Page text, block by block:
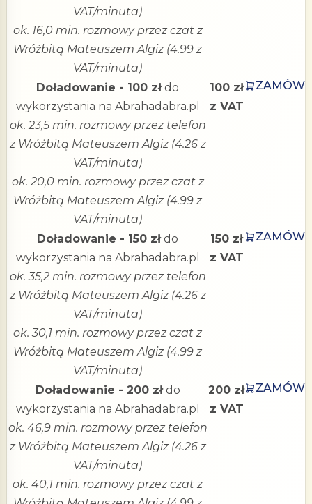
VAT/minuta)
ok. 16,0 min. rozmowy przez czat z
Wróżbitą Mateuszem Algiz (4.99 z
VAT/minuta)
Doładowanie - 100 złdo
wykorzystania na Abrahadabra.pl
ok. 23,5 min. rozmowy przez telefon
z Wróżbitą Mateuszem Algiz (4.26 z
VAT/minuta)
ok. 20,0 min. rozmowy przez czat z
Wróżbitą Mateuszem Algiz (4.99 z
VAT/minuta)
100 zł
z VAT
ZAMÓW
Doładowanie - 150 złdo
wykorzystania na Abrahadabra.pl
ok. 35,2 min. rozmowy przez telefon
z Wróżbitą Mateuszem Algiz (4.26 z
VAT/minuta)
ok. 30,1 min. rozmowy przez czat z
Wróżbitą Mateuszem Algiz (4.99 z
VAT/minuta)
150 zł
z VAT
ZAMÓW
Doładowanie - 200 złdo
wykorzystania na Abrahadabra.pl
ok. 46,9 min. rozmowy przez telefon
z Wróżbitą Mateuszem Algiz (4.26 z
VAT/minuta)
ok. 40,1 min. rozmowy przez czat z
200 zł
z VAT
ZAMÓW